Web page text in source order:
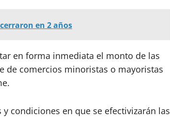
en 2 años
en forma inmediata el monto de las
de comercios minoristas o mayoristas
condiciones en que se efectivizarán las